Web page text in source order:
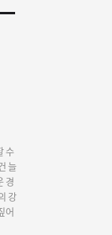
수
늘
경
강
어